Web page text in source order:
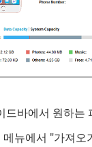
드바에서 원하는
뉴에서 "가져오